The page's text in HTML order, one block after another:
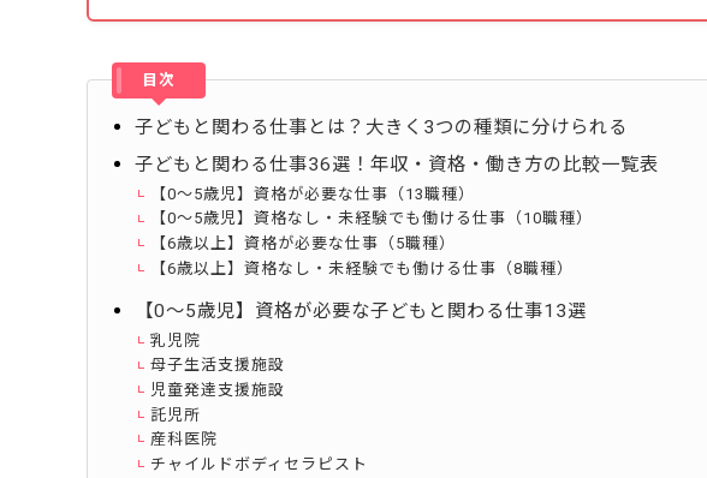
目次
子どもと関わる仕事とは？大きく3つの種類に分けられる
子どもと関わる仕事36選！年収・資格・働き方の比較一覧表
【0〜5歳児】資格が必要な仕事（13職種）
【0〜5歳児】資格なし・未経験でも働ける仕事（10職種）
【6歳以上】資格が必要な仕事（5職種）
【6歳以上】資格なし・未経験でも働ける仕事（8職種）
【0〜5歳児】資格が必要な子どもと関わる仕事13選
乳児院
母子生活支援施設
児童発達支援施設
託児所
産科医院
チャイルドボディセラピスト